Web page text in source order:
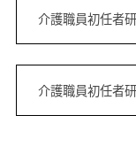
介護職員初任者
介護職員初任者